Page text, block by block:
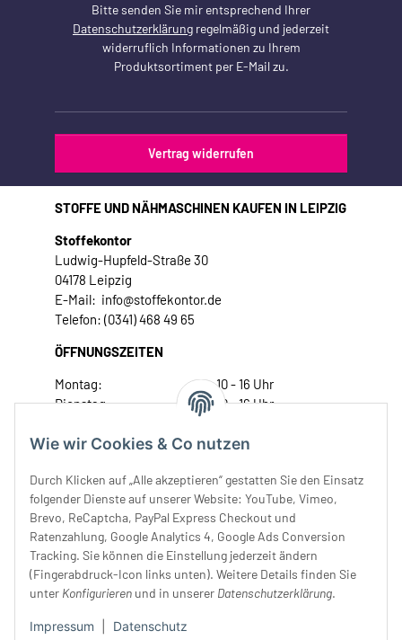
Wie wir Cookies & Co nutzen
Durch Klicken auf „Alle akzeptieren“ gestatten Sie den Einsatz
folgender Dienste auf unserer Website: YouTube, Vimeo,
Brevo, ReCaptcha, PayPal Express Checkout und
Ratenzahlung, Google Analytics 4, Google Ads Conversion
Tracking. Sie können die Einstellung jederzeit ändern
(Fingerabdruck-Icon links unten). Weitere Details finden Sie
unter Konfigurieren und in unserer Datenschutzerklärung.
Impressum Datenschutz
Bitte senden Sie mir entsprechend Ihrer
Datenschutzerklärung regelmäßig und jederzeit
widerruflich Informationen zu Ihrem
Produktsortiment per E-Mail zu.
Vertrag widerrufen
STOFFE UND NÄHMASCHINEN KAUFEN IN LEIPZIG
Stoffekontor
Ludwig-Hupfeld-Straße 30
04178 Leipzig
E-Mail: info@stoffekontor.de
Telefon: (0341) 468 49 65
ÖFFNUNGSZEITEN
Montag:
10 - 16 Uhr
Dienstag:
10 - 16 Uhr
Donnerstag:
10 - 18 Uhr
Samstag:
10 - 14 Uhr
Unser Service
Rechtliches